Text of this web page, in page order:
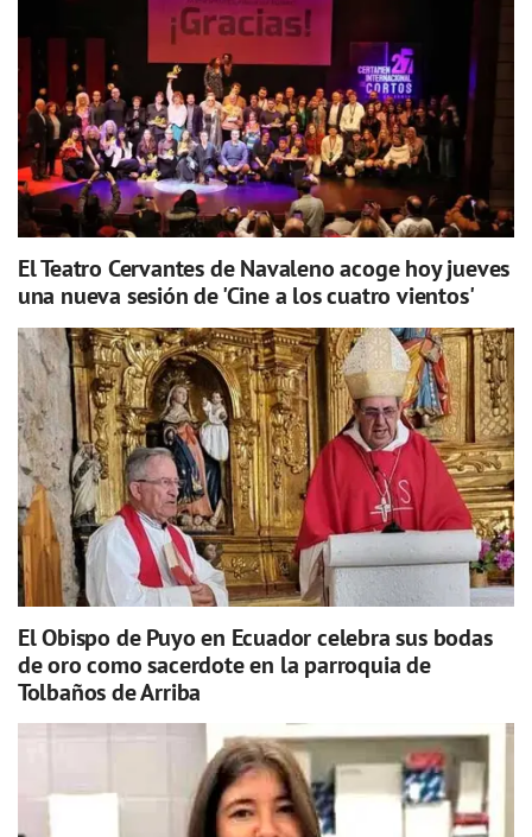
El Teatro Cervantes de Navaleno acoge hoy jueves
una nueva sesión de 'Cine a los cuatro vientos'
El Obispo de Puyo en Ecuador celebra sus bodas
de oro como sacerdote en la parroquia de
Tolbaños de Arriba